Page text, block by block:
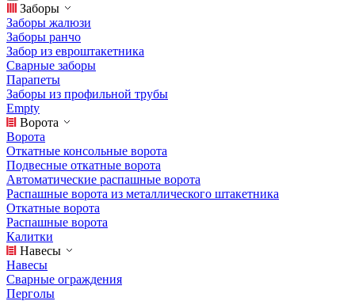
Заборы
Заборы жалюзи
Заборы ранчо
Забор из евроштакетника
Сварные заборы
Парапеты
Заборы из профильной трубы
Empty
Ворота
Ворота
Откатные консольные ворота
Подвесные откатные ворота
Автоматические распашные ворота
Распашные ворота из металлического штакетника
Откатные ворота
Распашные ворота
Калитки
Навесы
Навесы
Сварные ограждения
Перголы